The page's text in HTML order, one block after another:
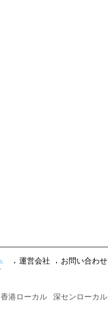
運営会社 お問い合わせ
香港ローカル 深センローカル